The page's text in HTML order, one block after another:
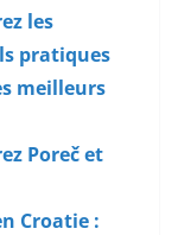
les
pratiques
meilleurs
Poreč et
Croatie :